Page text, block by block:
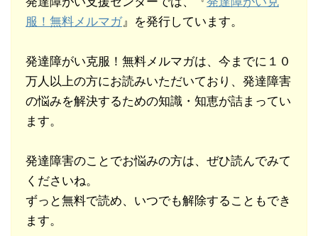
服！無料メルマガ』を発行しています。
発達障がい克服！無料メルマガは、今までに１０
万人以上の方にお読みいただいており、発達障害
の悩みを解決するための知識・知恵が詰まってい
ます。
発達障害のことでお悩みの方は、ぜひ読んでみて
くださいね。
ずっと無料で読め、いつでも解除することもでき
ます。